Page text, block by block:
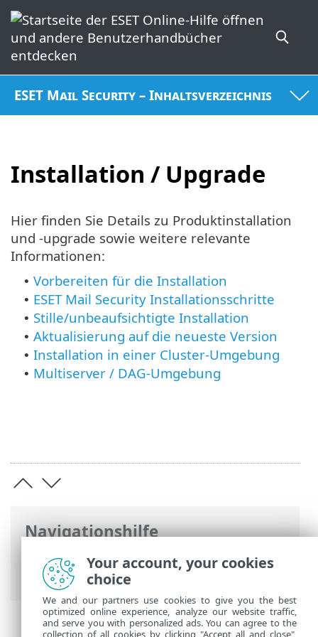
ESET Mail Security – Inhaltsverzeichnis
Installation / Upgrade
Navigationshilfe
ESET Online-Hilfe>ESET Mail Security>
Installation / Upgrade
Hier finden Sie Details zu Produktinstallation
und -upgrade sowie weitere relevante
Informationen:
• Vorbereiten für die Installation
• ESET Mail Security Installationsschritte
• Stille/unbeaufsichtigte Installation
• Aktualisierung auf die neueste Version
• Installation in einer Cluster-Umgebung
• Multiserver / DAG-Umgebung
Your account, your cookies
choice
We and our partners use cookies to give you the best
optimized online experience, analyze our website traffic,
and serve you with personalized ads. You can agree to the
collection of all cookies by clicking "Accept all and close",